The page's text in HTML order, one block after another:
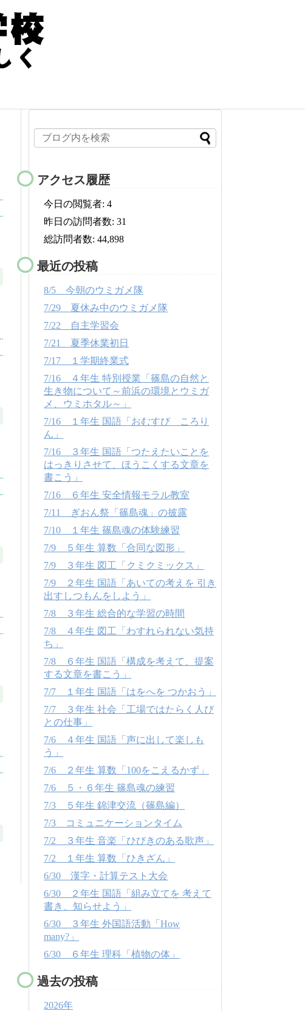
アクセス履歴
今日の閲覧者: 4
昨日の訪問者数: 31
総訪問者数: 44,898
最近の投稿
8/5 今朝のウミガメ隊
7/29 夏休み中のウミガメ隊
7/22 自主学習会
7/21 夏季休業初日
7/17 １学期終業式
7/16 ４年生 特別授業「篠島の自然と
生き物について～前浜の環境とウミガ
メ、ウミホタル～」
7/16 １年生 国語「おむすび ころり
ん」
7/16 ３年生 国語「つたえたいことを
はっきりさせて、ほうこくする文章を
書こう」
7/16 ６年生 安全情報モラル教室
7/11 ぎおん祭「篠島魂」の披露
7/10 １年生 篠島魂の体験練習
7/9 ５年生 算数「合同な図形」
7/9 ３年生 図工「クミクミックス」
7/9 ２年生 国語「あいての考えを 引き
出すしつもんをしよう」
7/8 ３年生 総合的な学習の時間
7/8 ４年生 図工「わすれられない気持
ち」
7/8 ６年生 国語「構成を考えて、提案
する文章を書こう」
7/7 １年生 国語「はをへを つかおう」
7/7 ３年生 社会「工場ではたらく人び
との仕事」
7/6 ４年生 国語「声に出して楽しも
う」
7/6 ２年生 算数「100をこえるかず」
7/6 ５・６年生 篠島魂の練習
7/3 ５年生 錦津交流（篠島編）
7/3 コミュニケーションタイム
7/2 ３年生 音楽「ひびきのある歌声」
7/2 １年生 算数「ひきざん」
6/30 漢字・計算テスト大会
6/30 ２年生 国語「組み立てを 考えて
書き、知らせよう」
6/30 ３年生 外国語活動「How
many?」
6/30 ６年生 理科「植物の体」
過去の投稿
2026年